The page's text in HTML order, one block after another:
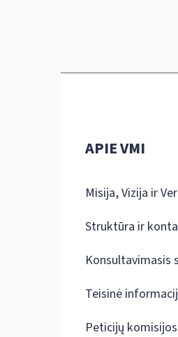
APIE VMI
Misija, Vizija ir
Struktūra ir
Konsultavimasis
Teisinė
Peticijų